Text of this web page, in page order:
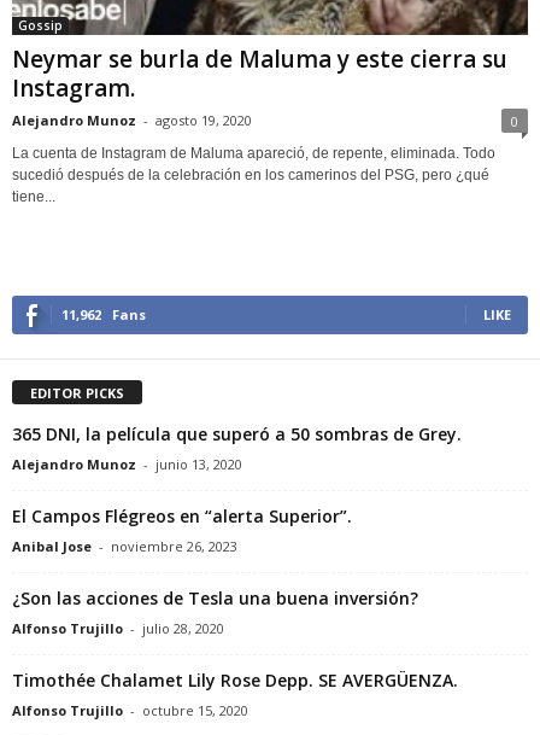
Gossip
Neymar se burla de Maluma y este cierra su
Instagram.
Alejandro Munoz - agosto 19, 2020 0
La cuenta de Instagram de Maluma apareció, de repente, eliminada. Todo
sucedió después de la celebración en los camerinos del PSG, pero ¿qué
tiene...
11,962 Fans LIKE
EDITOR PICKS
365 DNI, la película que superó a 50 sombras de Grey.
Alejandro Munoz - junio 13, 2020
El Campos Flégreos en “alerta Superior”.
Anibal Jose - noviembre 26, 2023
¿Son las acciones de Tesla una buena inversión?
Alfonso Trujillo - julio 28, 2020
Timothée Chalamet Lily Rose Depp. SE AVERGÜENZA.
Alfonso Trujillo - octubre 15, 2020